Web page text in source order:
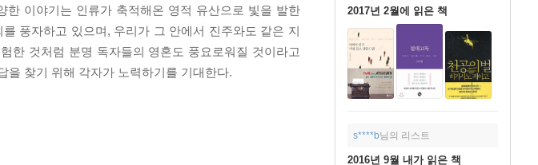
2017년 2월에 읽은 책
s****b님의 리스트
2016년 9월 내가 읽은 책
이야기는 인류가 축적해온 영적 유산으로 빛을 발한
풍자하고 있으며, 우리가 그 안에서 진주와도 같은 지
한 것처럼 분명 독자들의 영혼도 풍요로워질 것이라고
을 찾기 위해 각자가 노력하기를 기대한다.